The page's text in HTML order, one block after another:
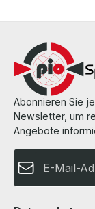
Abonnieren Sie
Newsletter, um
Angebote